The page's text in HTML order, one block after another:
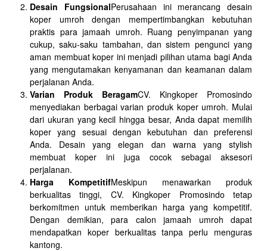
Desain FungsionalPerusahaan ini merancang desain
koper umroh dengan mempertimbangkan kebutuhan
praktis para jamaah umroh. Ruang penyimpanan yang
cukup, saku-saku tambahan, dan sistem pengunci yang
aman membuat koper ini menjadi pilihan utama bagi Anda
yang mengutamakan kenyamanan dan keamanan dalam
perjalanan Anda.
Varian Produk BeragamCV. Kingkoper Promosindo
menyediakan berbagai varian produk koper umroh. Mulai
dari ukuran yang kecil hingga besar, Anda dapat memilih
koper yang sesuai dengan kebutuhan dan preferensi
Anda. Desain yang elegan dan warna yang stylish
membuat koper ini juga cocok sebagai aksesori
perjalanan.
Harga KompetitifMeskipun menawarkan produk
berkualitas tinggi, CV. Kingkoper Promosindo tetap
berkomitmen untuk memberikan harga yang kompetitif.
Dengan demikian, para calon jamaah umroh dapat
mendapatkan koper berkualitas tanpa perlu menguras
kantong.